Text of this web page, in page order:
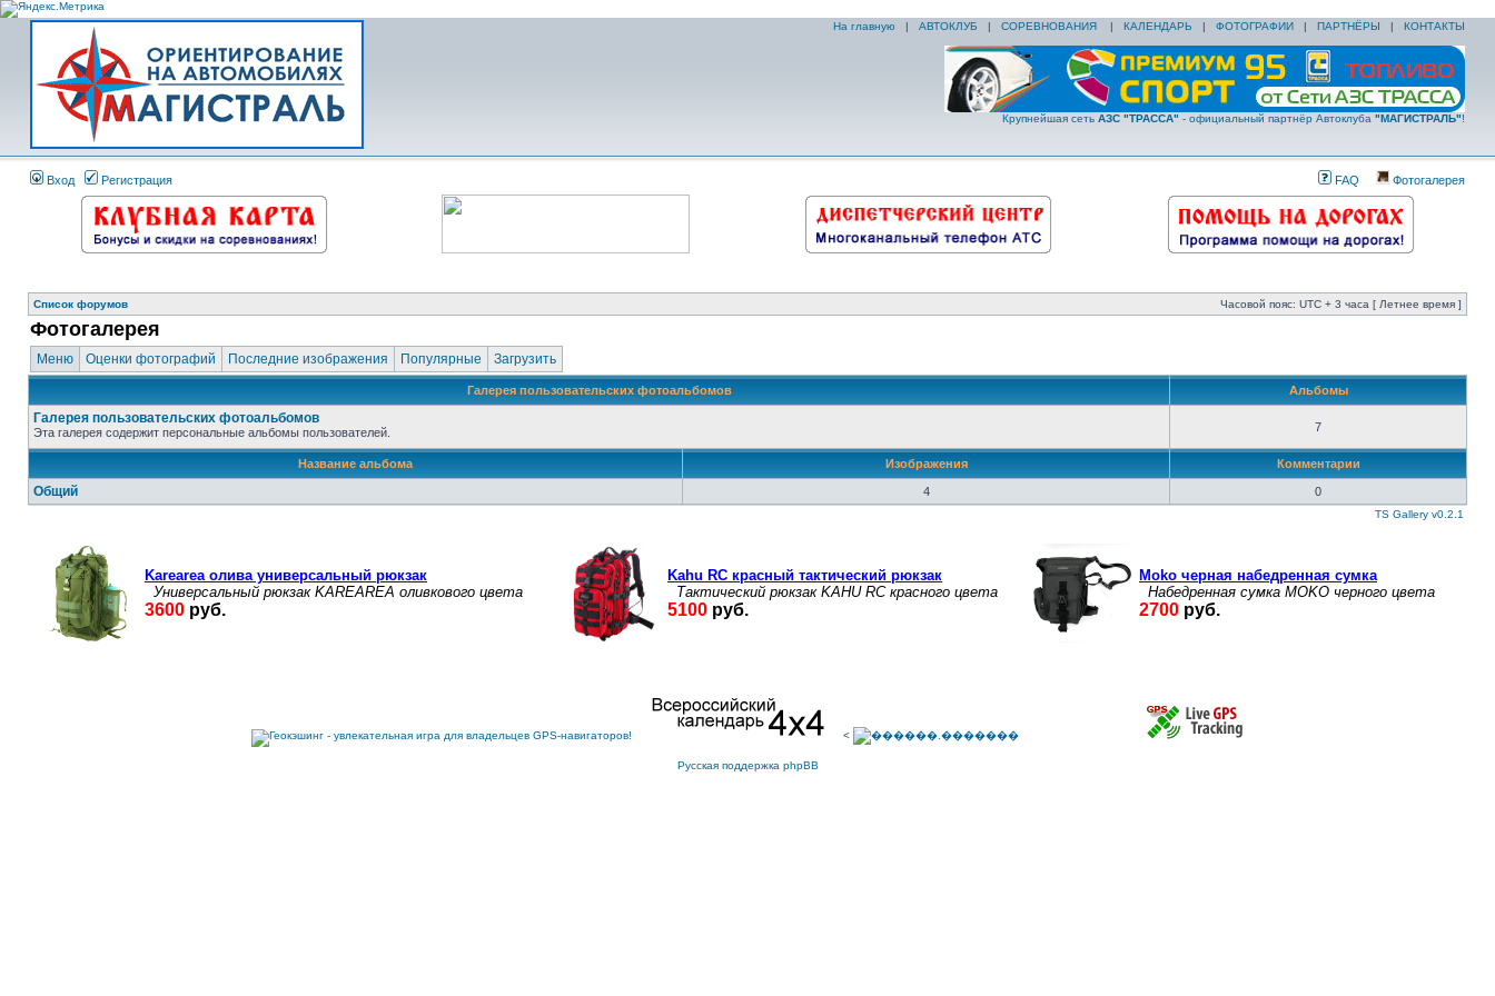
На главную | АВТОКЛУБ | СОРЕВНОВАНИЯ | КАЛЕНДАРЬ | ФОТОГРАФИИ | ПАРТНЁРЫ | КОНТАКТЫ
Крупнейшая сеть АЗС "ТРАССА" - официальный партнёр Автоклуба "МАГИСТРАЛЬ"!
Вход Регистрация FAQ Фотогалерея
Список форумов Часовой пояс: UTC + 3 часа [ Летнее время ]
Фотогалерея
Меню Оценки фотографий Последние изображения Популярные Загрузить
Галерея пользовательских фотоальбомов Альбомы
Галерея пользовательских фотоальбомов
Эта галерея содержит персональные альбомы пользователей. 7
Название альбома Изображения Комментарии
Общий 4 0
TS Gallery v0.2.1
<
Русская поддержка phpBB